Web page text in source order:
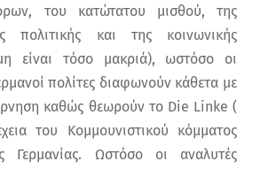
του κατώτατου μισθού, της
πολιτικής και της κοινωνικής
είναι τόσο μακριά), ωστόσο οι
πολίτες διαφωνούν κάθετα με
καθώς θεωρούν το Die Linke (
του Κομμουνιστικού κόμματος
Γερμανίας. Ωστόσο οι αναλυτές